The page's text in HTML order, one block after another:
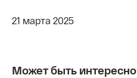
21 марта 2025
Может быть интересно